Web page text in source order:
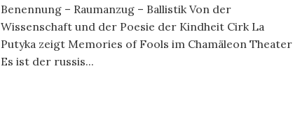
Benennung – Raumanzug – Ballistik Von der
Wissenschaft und der Poesie der Kindheit Cirk La
Putyka zeigt Memories of Fools im Chamäleon Theater
Es ist der russis...